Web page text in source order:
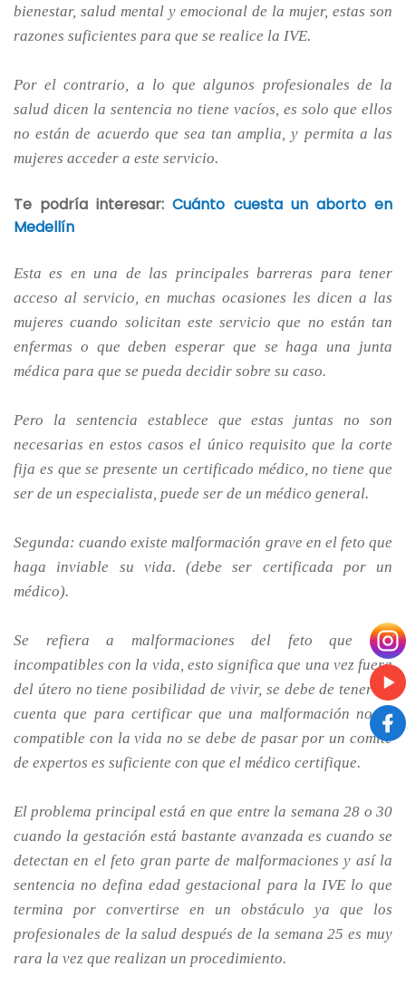
bienestar, salud mental y emocional de la mujer, estas son
razones suficientes para que se realice la IVE.
Por el contrario, a lo que algunos profesionales de la
salud dicen la sentencia no tiene vacíos, es solo que ellos
no están de acuerdo que sea tan amplia, y permita a las
mujeres acceder a este servicio.
Te podría interesar:Cuánto cuesta un aborto en
Medellín
Esta es en una de las principales barreras para tener
acceso al servicio, en muchas ocasiones les dicen a las
mujeres cuando solicitan este servicio que no están tan
enfermas o que deben esperar que se haga una junta
médica para que se pueda decidir sobre su caso.
Pero la sentencia establece que estas juntas no son
necesarias en estos casos el único requisito que la corte
fija es que se presente un certificado médico, no tiene que
ser de un especialista, puede ser de un médico general.
Segunda: cuando existe malformación grave en el feto que
haga inviable su vida. (debe ser certificada por un
médico).
Se refiera a malformaciones del feto que son
incompatibles con la vida, esto significa que una vez fuera
del útero no tiene posibilidad de vivir, se debe de tener en
cuenta que para certificar que una malformación no es
compatible con la vida no se debe de pasar por un comité
de expertos es suficiente con que el médico certifique.
El problema principal está en que entre la semana 28 o 30
cuando la gestación está bastante avanzada es cuando se
detectan en el feto gran parte de malformaciones y así la
sentencia no defina edad gestacional para la IVE lo que
termina por convertirse en un obstáculo ya que los
profesionales de la salud después de la semana 25 es muy
rara la vez que realizan un procedimiento.